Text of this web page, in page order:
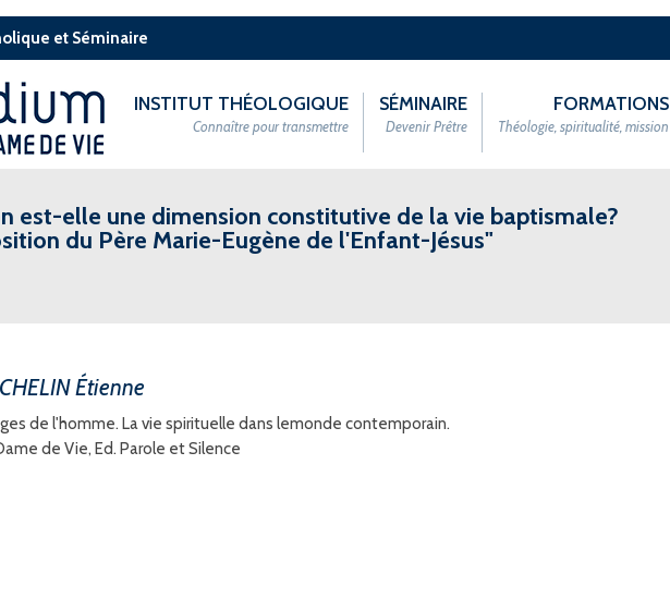
et Séminaire
INSTITUT THÉOLOGIQUE
Connaître pour transmettre
SÉMINAIRE
Devenir Prêtre
FORMATIONS
Théologie, spiritualité, mission
est-elle une dimension constitutive de la vie baptismale?
du Père Marie-Eugène de l'Enfant-Jésus"
Étienne
de l'homme. La vie spirituelle dans lemonde contemporain.
de Vie, Ed. Parole et Silence